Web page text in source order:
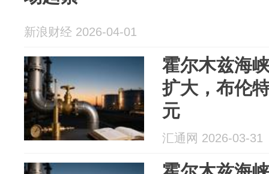
新浪财经 2026-04-01
霍尔木兹海
扩大，布伦
元
汇通网 2026-03-31